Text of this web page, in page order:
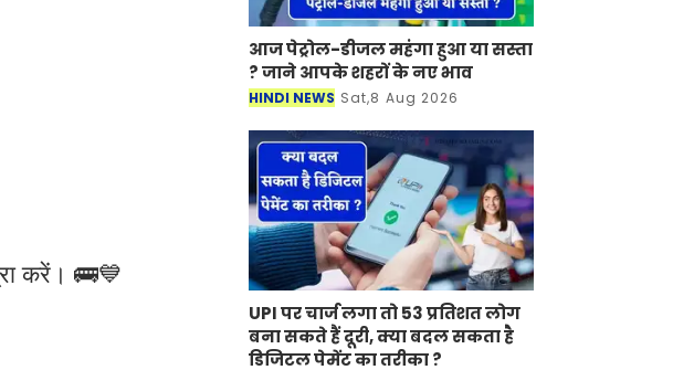
करें। 🚌💙
आज पेट्रोल-डीजल महंगा हुआ या सस्ता
? जाने आपके शहरों के नए भाव
HINDI NEWS Sat,8 Aug 2026
UPI पर चार्ज लगा तो 53 प्रतिशत लोग
बना सकते हैं दूरी, क्या बदल सकता है
डिजिटल पेमेंट का तरीका ?